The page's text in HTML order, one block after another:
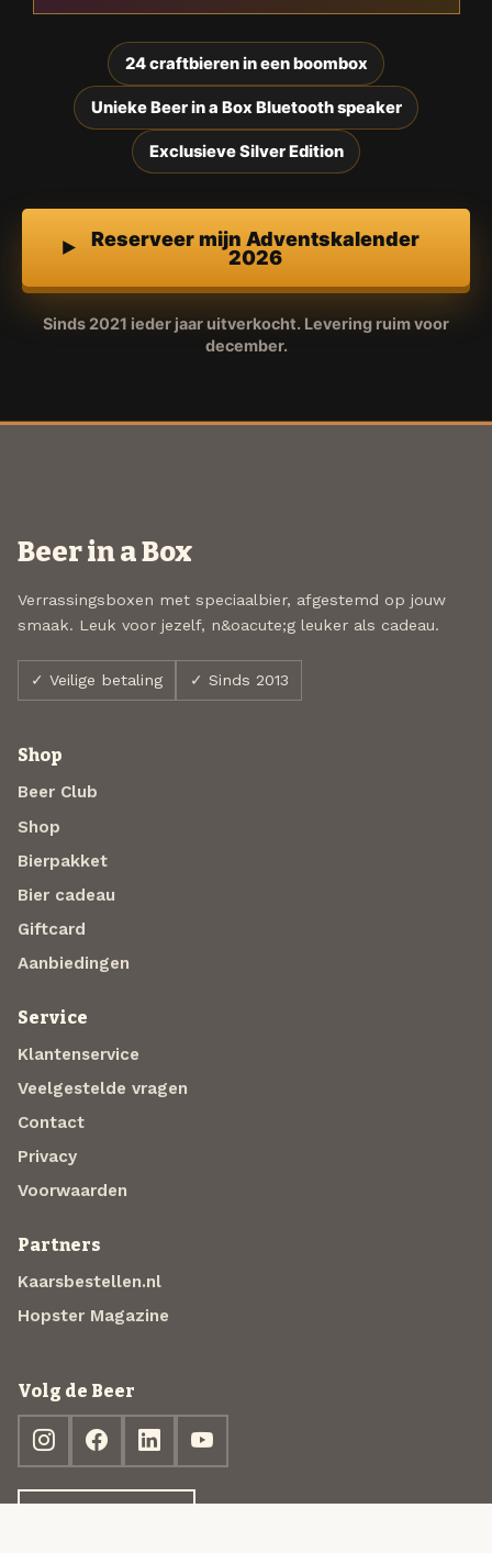
24 craftbieren in een boombox
Unieke Beer in a Box Bluetooth speaker
Exclusieve Silver Edition
Reserveer mijn Adventskalender
2026
Sinds 2021 ieder jaar uitverkocht. Levering ruim voor
december.
Beer in a Box
Verrassingsboxen met speciaalbier, afgestemd op jouw
smaak. Leuk voor jezelf, n&oacute;g leuker als cadeau.
✓ Veilige betaling ✓ Sinds 2013
Shop
Beer Club
Shop
Bierpakket
Bier cadeau
Giftcard
Aanbiedingen
Service
Klantenservice
Veelgestelde vragen
Contact
Privacy
Voorwaarden
Partners
Kaarsbestellen.nl
Hopster Magazine
Volg de Beer